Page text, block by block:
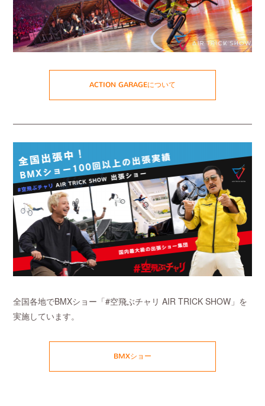
ACTION GARAGEについて
全国各地でBMXショー「#空飛ぶチャリ AIR TRICK SHOW」を
実施しています。
BMXショー